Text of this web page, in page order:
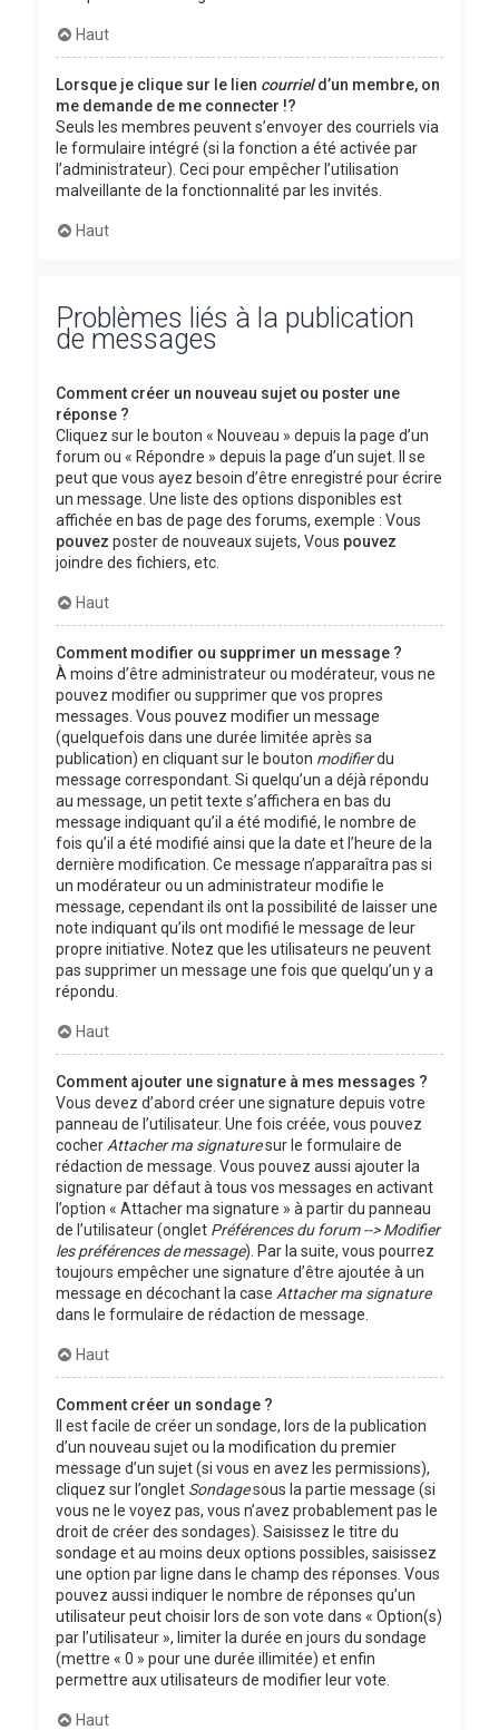
Haut
Lorsque je clique sur le lien courrield’un membre, on
me demande de me connecter !?
Seuls les membres peuvent s’envoyer des courriels via
le formulaire intégré (si la fonction a été activée par
l’administrateur). Ceci pour empêcher l’utilisation
malveillante de la fonctionnalité par les invités.
Haut
Problèmes liés à la publication
de messages
Comment créer un nouveau sujet ou poster une
réponse ?
Cliquez sur le bouton « Nouveau » depuis la page d’un
forum ou « Répondre » depuis la page d’un sujet. Il se
peut que vous ayez besoin d’être enregistré pour écrire
un message. Une liste des options disponibles est
affichée en bas de page des forums, exemple : Vous
pouvez poster de nouveaux sujets, Vous pouvez
joindre des fichiers, etc.
Haut
Comment modifier ou supprimer un message ?
À moins d’être administrateur ou modérateur, vous ne
pouvez modifier ou supprimer que vos propres
messages. Vous pouvez modifier un message
(quelquefois dans une durée limitée après sa
publication) en cliquant sur le bouton modifierdu
message correspondant. Si quelqu’un a déjà répondu
au message, un petit texte s’affichera en bas du
message indiquant qu’il a été modifié, le nombre de
fois qu’il a été modifié ainsi que la date et l’heure de la
dernière modification. Ce message n’apparaîtra pas si
un modérateur ou un administrateur modifie le
message, cependant ils ont la possibilité de laisser une
note indiquant qu’ils ont modifié le message de leur
propre initiative. Notez que les utilisateurs ne peuvent
pas supprimer un message une fois que quelqu’un y a
répondu.
Haut
Comment ajouter une signature à mes messages ?
Vous devez d’abord créer une signature depuis votre
panneau de l’utilisateur. Une fois créée, vous pouvez
cocher Attacher ma signaturesur le formulaire de
rédaction de message. Vous pouvez aussi ajouter la
signature par défaut à tous vos messages en activant
l’option « Attacher ma signature » à partir du panneau
de l’utilisateur (onglet Préférences du forum --> Modifier
les préférences de message). Par la suite, vous pourrez
toujours empêcher une signature d’être ajoutée à un
message en décochant la case Attacher ma signature
dans le formulaire de rédaction de message.
Haut
Comment créer un sondage ?
Il est facile de créer un sondage, lors de la publication
d’un nouveau sujet ou la modification du premier
message d’un sujet (si vous en avez les permissions),
cliquez sur l’onglet Sondagesous la partie message (si
vous ne le voyez pas, vous n’avez probablement pas le
droit de créer des sondages). Saisissez le titre du
sondage et au moins deux options possibles, saisissez
une option par ligne dans le champ des réponses. Vous
pouvez aussi indiquer le nombre de réponses qu’un
utilisateur peut choisir lors de son vote dans « Option(s)
par l’utilisateur », limiter la durée en jours du sondage
(mettre « 0 » pour une durée illimitée) et enfin
permettre aux utilisateurs de modifier leur vote.
Haut